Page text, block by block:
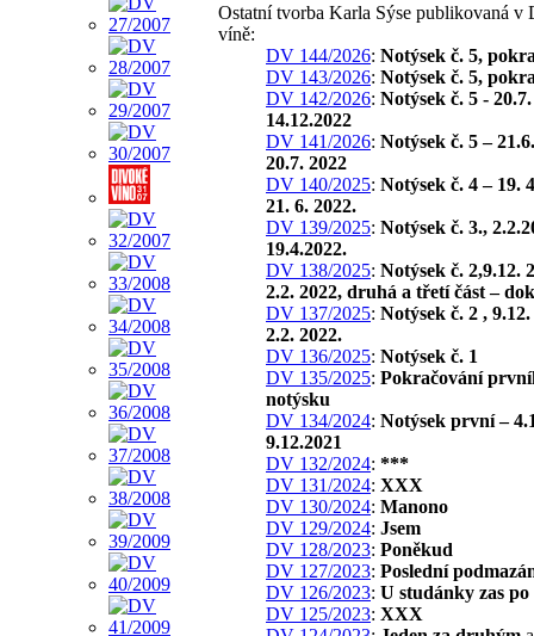
Ostatní tvorba Karla Sýse publikovaná v
víně:
DV 144/2026: Notýsek č. 5,
DV 143/2026: Notýsek č. 5,
DV 142/2026: Notýsek č. 5 -
14.12.2022
DV 141/2026: Notýsek č. 5 –
20.7. 2022
DV 140/2025: Notýsek č. 4 – 19.
21. 6. 2022.
DV 139/2025: Notýsek č. 3.,
19.4.2022.
DV 138/2025: Notýsek č. 2,9.12.
2.2. 2022, druhá a třetí část –
DV 137/2025: Notýsek č. 2 , 9.12.
2.2. 2022.
DV 136/2025: Notýsek č. 1
DV 135/2025: Pokračování
notýsku
DV 134/2024: Notýsek první –
9.12.2021
DV 132/2024: ***
DV 131/2024: XXX
DV 130/2024: Manono
DV 129/2024: Jsem
DV 128/2023: Poněkud
DV 127/2023: Poslední
DV 126/2023: U studánky zas po
DV 125/2023: XXX